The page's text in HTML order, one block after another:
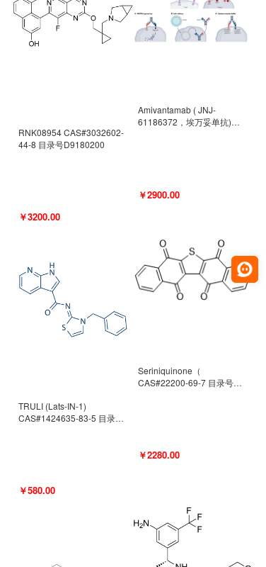
RNK08954 CAS#3032602-
44-8 目录号D9180200
￥3200.00
TRULI (Lats-IN-1)
CAS#1424635-83-5 目录号
￥580.00
Amivantamab ( JNJ-
61186372，埃万妥单抗)
￥2900.00
Seriniquinone（
CAS#22200-69-7 目录号
￥2280.00